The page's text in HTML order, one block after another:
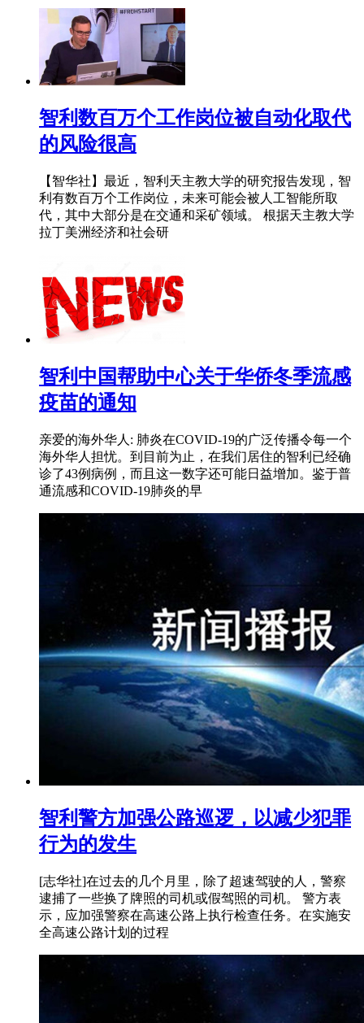
智利数百万个工作岗位被自动化取代
的风险很高
【智华社】最近，智利天主教大学的研究报告发现，智
利有数百万个工作岗位，未来可能会被人工智能所取
代，其中大部分是在交通和采矿领域。 根据天主教大学
拉丁美洲经济和社会研
智利中国帮助中心关于华侨冬季流感
疫苗的通知
亲爱的海外华人: 肺炎在COVID-19的广泛传播令每一个
海外华人担忧。到目前为止，在我们居住的智利已经确
诊了43例病例，而且这一数字还可能日益增加。鉴于普
通流感和COVID-19肺炎的早
智利警方加强公路巡逻，以减少犯罪
行为的发生
[志华社]在过去的几个月里，除了超速驾驶的人，警察
逮捕了一些换了牌照的司机或假驾照的司机。 警方表
示，应加强警察在高速公路上执行检查任务。在实施安
全高速公路计划的过程